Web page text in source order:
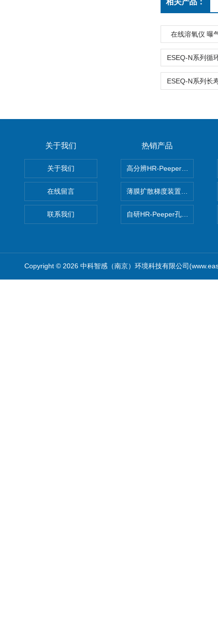
相关产品：
在线溶氧仪 曝
关于我们
关于我们
在线留言
联系我们
热销产品
高分辨HR-Peeper采样器孔隙
薄膜扩散梯度装置 Agl DGT
自研HR-Peeper孔隙水采样器
Copyright © 2026 中科智感（南京）环境科技有限公司